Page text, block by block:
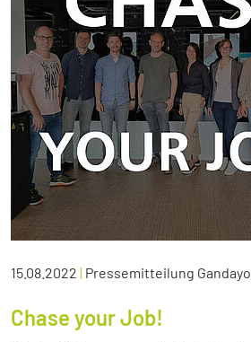
15.08.2022 | Pressemitteilung Gandayo
Chase your Job!